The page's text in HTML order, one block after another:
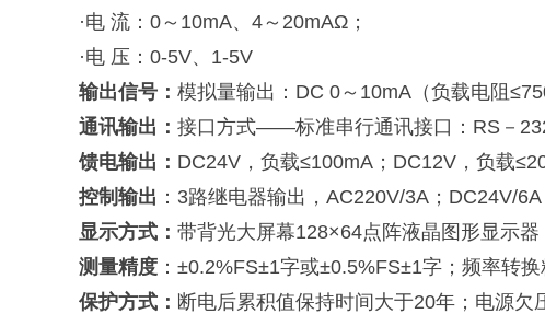
·电 流： 0～10mA、4～20mAΩ ；
·电 压： 0-5V、1-5V
输出信号 ： 模拟量输出： DC 0～10mA（负载电阻
通讯输出 ： 接口方式——标准串行通讯接口：RS－
馈电输出 ： DC24V，负载≤100mA ； DC12V，负载
控制输出 ： 3路继电器输出，AC220V/3A；DC24V/
显示方式 ： 带背光大屏幕128×64点阵液晶图形显示器
测量精度 ： ±0.2%FS±1字或±0.5%FS±1字 ； 频率转换
保护方式 ： 断电后累积值保持时间大于20年 ； 电源欠